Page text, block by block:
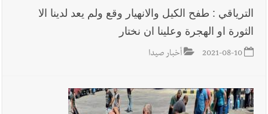
الترياقي : طفح الكيل والانهيار وقع ولم يعد لدينا الا
الثورة او الهجرة وعلينا ان نختار
2021-08-10 أخبار صيدا